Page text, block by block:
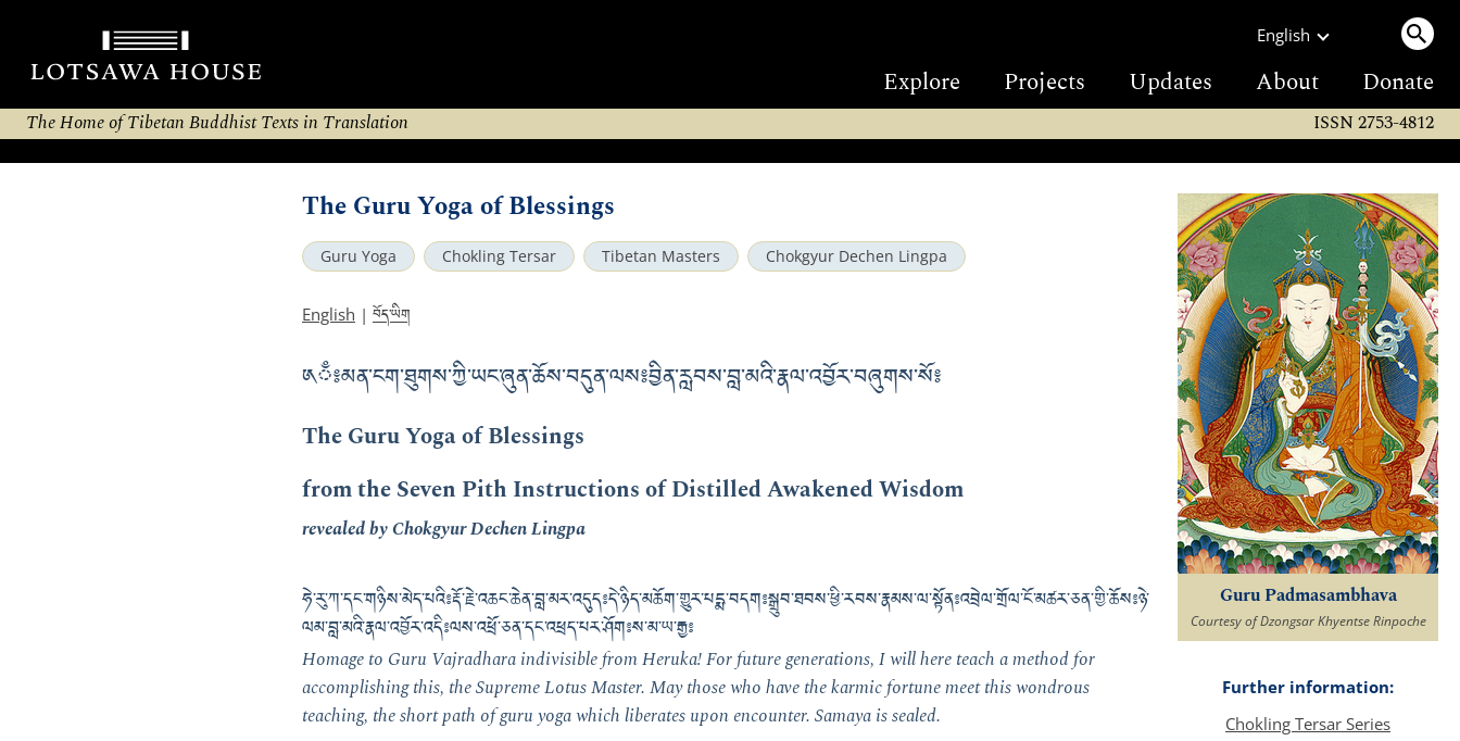
English
Explore Projects Updates About Donate
The Home of Tibetan Buddhist Texts in Translation ISSN 2753-4812
The Guru Yoga of Blessings
Guru Yoga Chokling Tersar Tibetan Masters Chokgyur Dechen Lingpa
English | བོད་ཡིག
༁ྃ༔ མན་ངག་ཐུགས་ཀྱི་ཡང་ཞུན་ཆོས་བདུན་ལས༔ བྱིན་རླབས་བླ་མའི་རྣལ་འབྱོར་བཞུགས་སོ༔
The Guru Yoga of Blessings
from the Seven Pith Instructions of Distilled Awakened Wisdom
revealed by Chokgyur Dechen Lingpa
ཧེ་རུ་ཀ་དང་གཉིས་མེད་པའི༔ རྡོ་རྗེ་འཆང་ཆེན་བླ་མར་འདུད༔ དེ་ཉིད་མཆོག་གྱུར་པདྨ་བདག༔ སྒྲུབ་ཐབས་ཕྱི་རབས་རྣམས་ལ་སྟོན༔ འབྲེལ་གྲོལ་ངོ་མཚར་ཅན་གྱི་ཆོས༔ ཉེ་
ལམ་བླ་མའི་རྣལ་འབྱོར་འདི༔ ལས་འཕྲོ་ཅན་དང་འཕྲད་པར་ཤོག༔ ས་མ་ཡ་རྒྱ༔
Homage to Guru Vajradhara indivisible from Heruka! For future generations, I will here teach a method for
accomplishing this, the Supreme Lotus Master. May those who have the karmic fortune meet this wondrous
teaching, the short path of guru yoga which liberates upon encounter. Samaya is sealed.
Guru Padmasambhava
Courtesy of Dzongsar Khyentse Rinpoche
Further information:
Chokling Tersar Series